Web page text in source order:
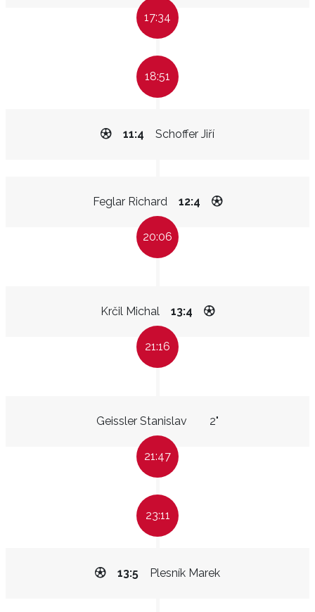
17:34
18:51
Schoffer Jiří
11:4
Feglar Richard 12:4
20:06
Krčil Michal 13:4
21:16
Geissler Stanislav 2"
21:47
23:11
Plesník Marek
13:5